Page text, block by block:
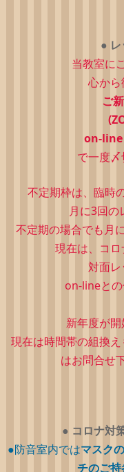
●
当教室に
心から
ご
on-line
で一度〆
不定期枠は、 臨時
月に3回の
不定期の場合でも月
現在は、コロ
対面レ
on-lineとの
新年度が開
現在は時間帯の組換
はお問合せ
● コロナ対
●防音室内ではマスクの
チのご持